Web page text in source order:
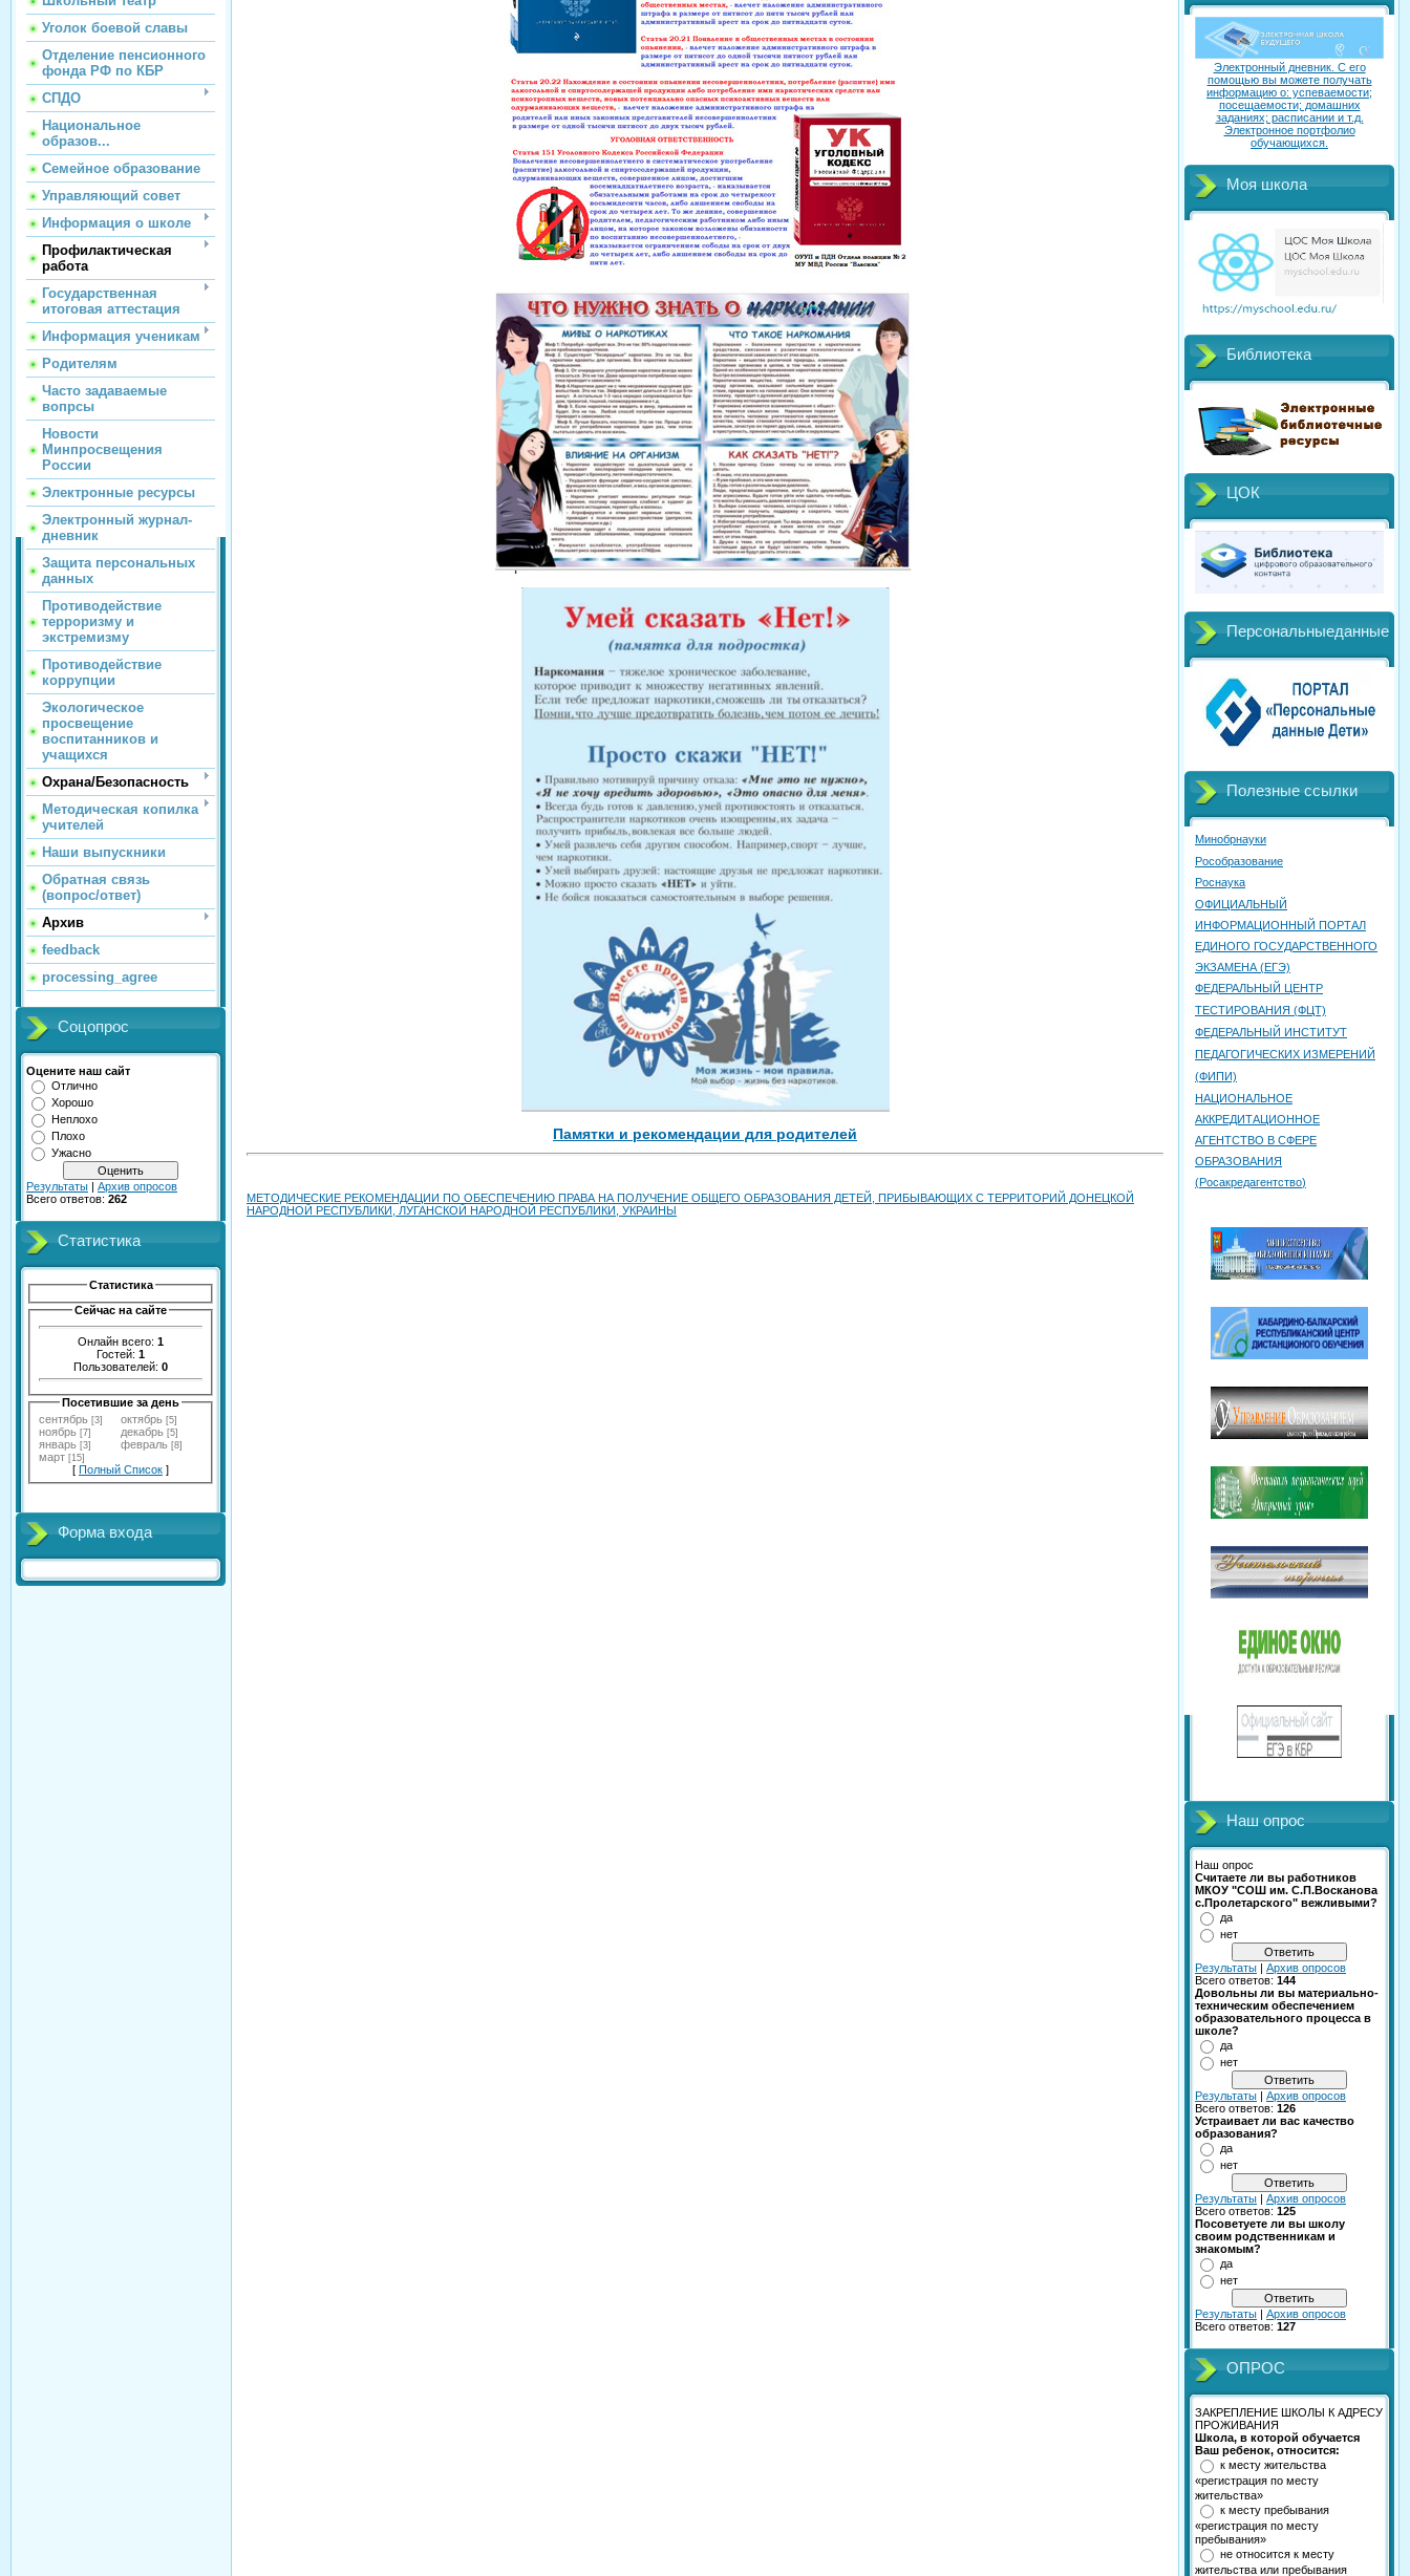
Уголок боевой славы
Отделение пенсионного
фонда РФ по КБР
СПДО
Национальное
образов...
Семейное образование
Управляющий совет
Информация о школе
Профилактическая
работа
Государственная
итоговая аттестация
Информация ученикам
Родителям
Часто задаваемые
вопрсы
Новости
Минпросвещения
России
Электронные ресурсы
Электронный журнал-
дневник
Защита персональных
данных
Противодействие
терроризму и
экстремизму
Противодействие
коррупции
Экологическое
просвещение
воспитанников и
учащихся
Охрана/Безопасность
Методическая копилка
учителей
Наши выпускники
Обратная связь
(вопрос/ответ)
Архив
feedback
processing_agree
Соцопрос
Оцените наш сайт
Отлично
Хорошо
Неплохо
Плохо
Ужасно
Результаты | Архив опросов
Всего ответов: 262
Статистика
Статистика
Сейчас на сайте
Онлайн всего: 1
Гостей: 1
Пользователей: 0
Посетившие за день
сентябрь [3] октябрь [5]
ноябрь [7] декабрь [5]
январь [3] февраль [8]
март [15]
[ Полный Список ]
Форма входа
Памятки и рекомендации для родителей
МЕТОДИЧЕСКИЕ РЕКОМЕНДАЦИИ ПО ОБЕСПЕЧЕНИЮ ПРАВА НА ПОЛУЧЕНИЕ ОБЩЕГО ОБРАЗОВАНИЯ ДЕТЕЙ, ПРИБЫВАЮЩИХ С ТЕРРИТОРИЙ ДОНЕЦКОЙ
НАРОДНОЙ РЕСПУБЛИКИ, ЛУГАНСКОЙ НАРОДНОЙ РЕСПУБЛИКИ, УКРАИНЫ
Электронный дневник. C его
помощью вы можете получать
информацию о: успеваемости;
посещаемости; домашних
заданиях; расписании и т.д.
Электронное портфолио
обучающихся.
Моя школа
Библиотека
ЦОК
Персональныеданные
Полезные ссылки
Минобрнауки
Рособразование
Роснаука
ОФИЦИАЛЬНЫЙ
ИНФОРМАЦИОННЫЙ ПОРТАЛ
ЕДИНОГО ГОСУДАРСТВЕННОГО
ЭКЗАМЕНА (ЕГЭ)
ФЕДЕРАЛЬНЫЙ ЦЕНТР
ТЕСТИРОВАНИЯ (ФЦТ)
ФЕДЕРАЛЬНЫЙ ИНСТИТУТ
ПЕДАГОГИЧЕСКИХ ИЗМЕРЕНИЙ
(ФИПИ)
НАЦИОНАЛЬНОЕ
АККРЕДИТАЦИОННОЕ
АГЕНТСТВО В СФЕРЕ
ОБРАЗОВАНИЯ
(Росакредагентство)
Наш опрос
Наш опрос
Считаете ли вы работников
МКОУ "СОШ им. С.П.Восканова
с.Пролетарского" вежливыми?
да
нет
Результаты
Архив опросов
Всего ответов: 144
Довольны ли вы материально-
техническим обеспечением
образовательного процесса в
школе?
да
нет
Результаты
Архив опросов
Всего ответов: 126
Устраивает ли вас качество
образования?
да
нет
Результаты
Архив опросов
Всего ответов: 125
Посоветуете ли вы школу
своим родственникам и
знакомым?
да
нет
Результаты
Архив опросов
Всего ответов: 127
ОПРОС
ЗАКРЕПЛЕНИЕ ШКОЛЫ К АДРЕСУ
ПРОЖИВАНИЯ
Школа, в которой обучается
Ваш ребенок, относится:
к месту жительства
«регистрация по месту
жительства»
к месту пребывания
«регистрация по месту
пребывания»
не относится к месту
жительства или пребывания